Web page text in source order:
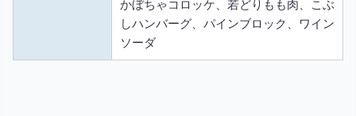
かぼちゃコロッケ、若どりもも肉、こぶ
しハンバーグ、パインブロック、ワイン
ソーダ